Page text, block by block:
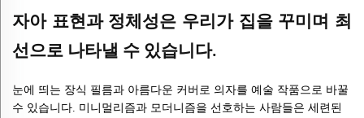
자아 표현과 정체성은 우리가 집을 꾸미며 최
선으로 나타낼 수 있습니다.
눈에 띄는 장식 필름과 아름다운 커버로 의자를 예술 작품으로 바꿀
수 있습니다. 미니멀리즘과 모더니즘을 선호하는 사람들은 세련된